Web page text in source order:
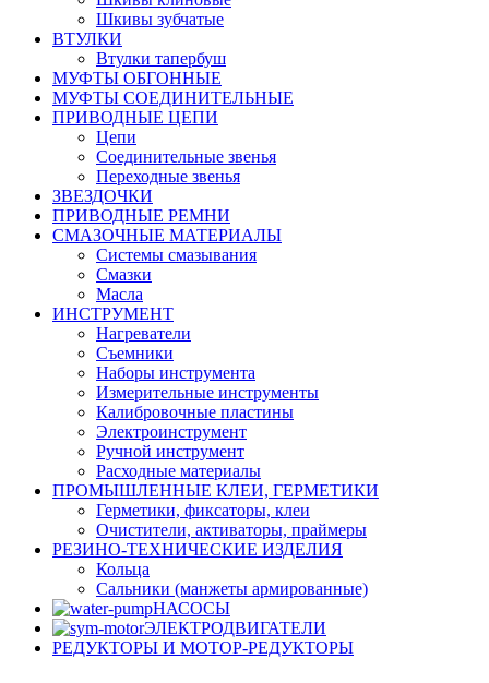
Шкивы зубчатые
ВТУЛКИ
Втулки тапербуш
МУФТЫ ОБГОННЫЕ
МУФТЫ СОЕДИНИТЕЛЬНЫЕ
ПРИВОДНЫЕ ЦЕПИ
Цепи
Соединительные звенья
Переходные звенья
ЗВЕЗДОЧКИ
ПРИВОДНЫЕ РЕМНИ
СМАЗОЧНЫЕ МАТЕРИАЛЫ
Системы смазывания
Смазки
Масла
ИНСТРУМЕНТ
Нагреватели
Съемники
Наборы инструмента
Измерительные инструменты
Калибровочные пластины
Электроинструмент
Ручной инструмент
Расходные материалы
ПРОМЫШЛЕННЫЕ КЛЕИ, ГЕРМЕТИКИ
Герметики, фиксаторы, клеи
Очистители, активаторы, праймеры
РЕЗИНО-ТЕХНИЧЕСКИЕ ИЗДЕЛИЯ
Кольца
Сальники (манжеты армированные)
НАСОСЫ
ЭЛЕКТРОДВИГАТЕЛИ
РЕДУКТОРЫ И МОТОР-РЕДУКТОРЫ